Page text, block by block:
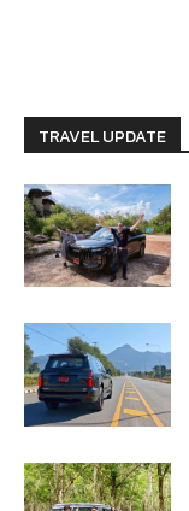
TRAVEL UPDATE